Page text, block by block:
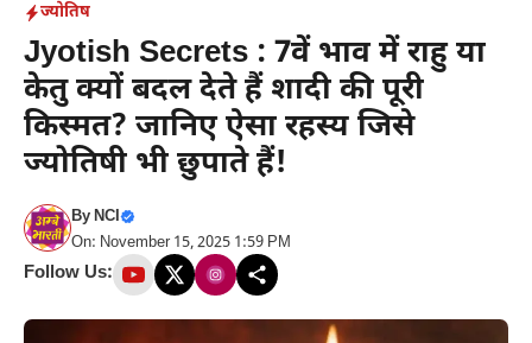
ज्योतिष
Jyotish Secrets : 7वें भाव में राहु या
केतु क्यों बदल देते हैं शादी की पूरी
किस्मत? जानिए ऐसा रहस्य जिसे
ज्योतिषी भी छुपाते हैं!
ByNCI
On: November 15, 2025 1:59 PM
Follow Us: